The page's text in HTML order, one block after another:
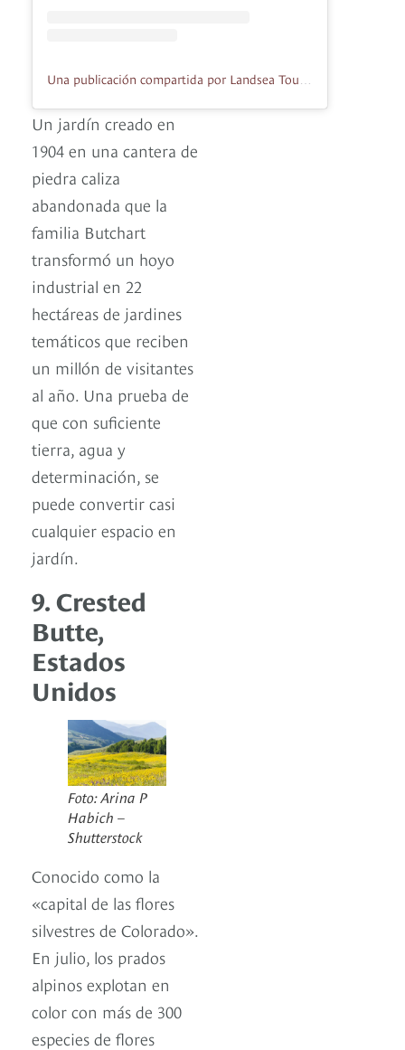
Un jardín creado en
1904 en una cantera de
piedra caliza
abandonada que la
familia Butchart
transformó un hoyo
industrial en 22
hectáreas de jardines
temáticos que reciben
un millón de visitantes
al año. Una prueba de
que con suficiente
tierra, agua y
determinación, se
puede convertir casi
cualquier espacio en
jardín.
9. Crested
Butte,
Estados
Unidos
Foto: Arina P
Habich –
Shutterstock
Conocido como la
«capital de las flores
silvestres de Colorado».
En julio, los prados
alpinos explotan en
color con más de 300
especies de flores